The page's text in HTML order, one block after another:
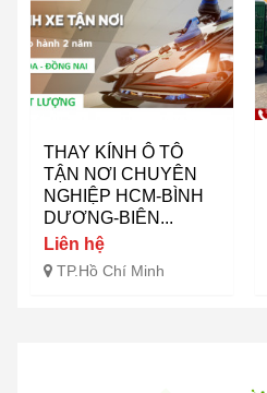
THAY KÍNH Ô TÔ
TẬN NƠI CHUYÊN
NGHIỆP HCM-BÌNH
DƯƠNG-BIÊN...
Liên hệ
TP.Hồ Chí Minh